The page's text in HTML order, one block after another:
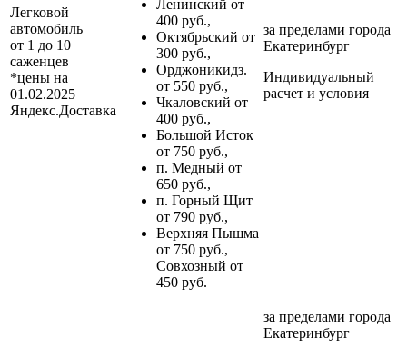
Легковой
автомобиль
от 1 до 10
саженцев
*цены на
01.02.2025
Яндекс.Доставка
Ленинский от
400 руб.,
Октябрьский от
300 руб.,
Орджоникидз.
от 550 руб.,
Чкаловский от
400 руб.,
Большой Исток
от 750 руб.,
п. Медный от
650 руб.,
п. Горный Щит
от 790 руб.,
Верхняя Пышма
от 750 руб.,
Совхозный от
450 руб.
за пределами города
Екатеринбург
Индивидуальный
расчет и условия
за пределами города
Екатеринбург